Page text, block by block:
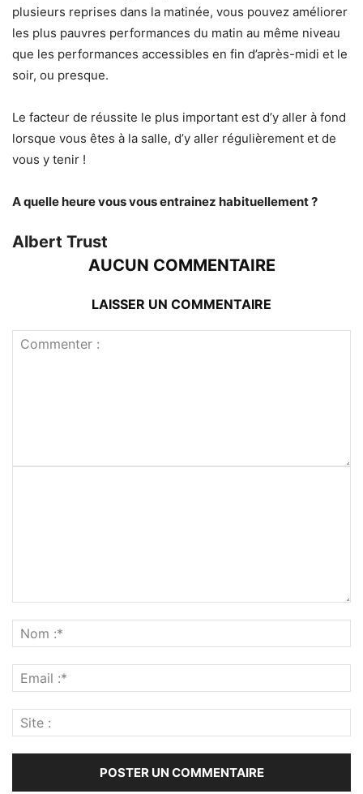
plusieurs reprises dans la matinée, vous pouvez améliorer
les plus pauvres performances du matin au même niveau
que les performances accessibles en fin d’après-midi et le
soir, ou presque.
Le facteur de réussite le plus important est d’y aller à fond
lorsque vous êtes à la salle, d’y aller régulièrement et de
vous y tenir !
A quelle heure vous vous entrainez habituellement ?
Albert Trust
AUCUN COMMENTAIRE
LAISSER UN COMMENTAIRE